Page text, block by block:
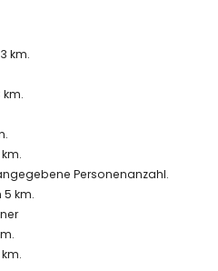
(El Arenal und Javea)
Haus entfernt)
in Javea, Costa Blanca
Altstadt, Javea), Denkmal
architektonisches Gebäude
historische Stätte (Historische
als 5 Kilometer von der
Denia) (weniger als 25 Kilometer
Radfahren, Klettern,
km.
Personenanzahl.
km.